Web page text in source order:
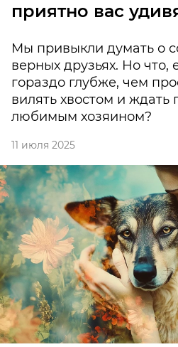
приятно вас
Мы привыкли думать о
верных друзьях. Но что,
гораздо глубже, чем
вилять хвостом и ждать
любимым хозяином?
11 июля 2025